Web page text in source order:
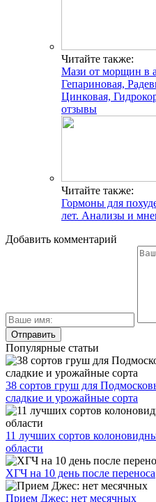
Читайте также:
Мази от морщин в
Гепариновая,
Цинковая,
отзывы
Читайте также:
Гормоны для
лет. Анализы и
Добавить комментарий
Популярные статьи
38 сортов груш для
сладкие и урожайные сорта
11 лучших сортов
области
ХГЧ на 10 день после переноса
Прием Джес: нет месячных